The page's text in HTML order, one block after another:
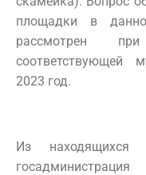
площадки в
рассмотрен
соответствующей
2023 год.
Из находящихся
госадминистрация